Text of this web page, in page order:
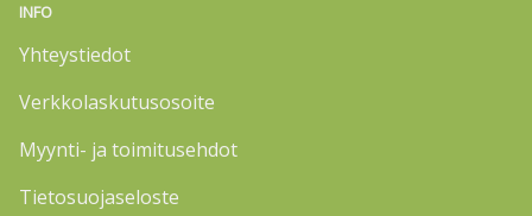
INFO
Yhteystiedot
Verkkolaskutusosoite
Myynti- ja toimitusehdot
Tietosuojaseloste